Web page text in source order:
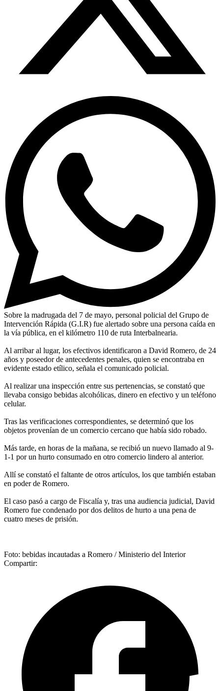
Sobre la madrugada del 7 de mayo, personal policial del Grupo de
Intervención Rápida (G.I.R) fue alertado sobre una persona caída en
la vía pública, en el kilómetro 110 de ruta Interbalnearia.
Al arribar al lugar, los efectivos identificaron a David Romero, de 24
años y poseedor de antecedentes penales, quien se encontraba en
evidente estado etílico, señala el comunicado policial.
Al realizar una inspección entre sus pertenencias, se constató que
llevaba consigo bebidas alcohólicas, dinero en efectivo y un teléfono
celular.
Tras las verificaciones correspondientes, se determinó que los
objetos provenían de un comercio cercano que había sido robado.
Más tarde, en horas de la mañana, se recibió un nuevo llamado al 9-
1-1 por un hurto consumado en otro comercio lindero al anterior.
Allí se constató el faltante de otros artículos, los que también estaban
en poder de Romero.
El caso pasó a cargo de Fiscalía y, tras una audiencia judicial, David
Romero fue condenado por dos delitos de hurto a una pena de
cuatro meses de prisión.
Foto: bebidas incautadas a Romero / Ministerio del Interior
Compartir: